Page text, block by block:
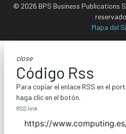
© 2026 BPS Business Publications
Mapa del
close
Código Rss
Para copiar el enlace RSS en el
haga clic en el botón.
RSS link